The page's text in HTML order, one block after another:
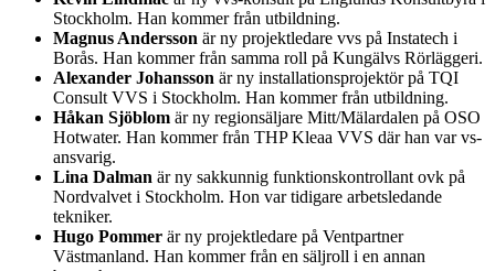
Stockholm. Han kommer från utbildning.
Magnus Andersson är ny projektledare vvs på Instatech i
Borås. Han kommer från samma roll på Kungälvs Rörläggeri.
Alexander Johansson är ny installationsprojektör på TQI
Consult VVS i Stockholm. Han kommer från utbildning.
Håkan Sjöblom är ny regionsäljare Mitt/Mälardalen på OSO
Hotwater. Han kommer från THP Kleaa VVS där han var vs-
ansvarig.
Lina Dalman är ny sakkunnig funktionskontrollant ovk på
Nordvalvet i Stockholm. Hon var tidigare arbetsledande
tekniker.
Hugo Pommer är ny projektledare på Ventpartner
Västmanland. Han kommer från en säljroll i en annan